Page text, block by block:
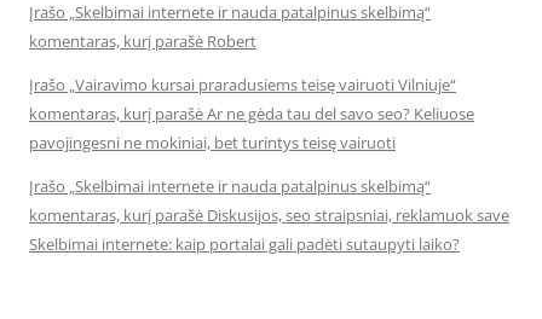
Įrašo „Skelbimai internete ir nauda patalpinus skelbimą“
komentaras, kurį parašė Robert
Įrašo „Vairavimo kursai praradusiems teisę vairuoti Vilniuje“
komentaras, kurį parašė Ar ne gėda tau del savo seo? Keliuose
pavojingesni ne mokiniai, bet turintys teisę vairuoti
Įrašo „Skelbimai internete ir nauda patalpinus skelbimą“
komentaras, kurį parašė Diskusijos, seo straipsniai, reklamuok save
Skelbimai internete: kaip portalai gali padėti sutaupyti laiko?